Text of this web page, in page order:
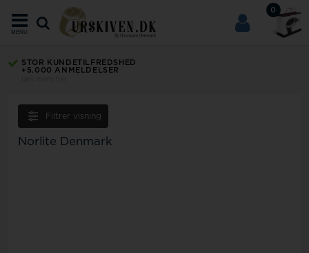
0
MENU
STOR KUNDETILFREDSHED
+5.000 ANMELDELSER
Filtrer visning
Norlite Denmark